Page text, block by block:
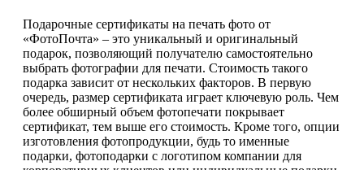
Подарочные сертификаты на печать фото от
«ФотоПочта» – это уникальный и оригинальный
подарок, позволяющий получателю самостоятельно
выбрать фотографии для печати. Стоимость такого
подарка зависит от нескольких факторов. В первую
очередь, размер сертификата играет ключевую роль. Чем
более обширный объем фотопечати покрывает
сертификат, тем выше его стоимость. Кроме того, опции
изготовления фотопродукции, будь то именные
подарки, фотоподарки с логотипом компании для